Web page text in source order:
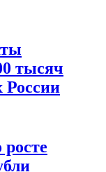
тысяч
России